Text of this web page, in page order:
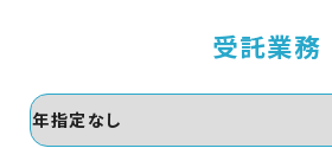
受託業務